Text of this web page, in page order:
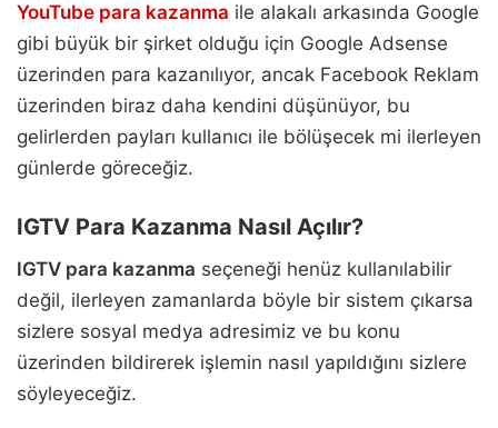
YouTube para kazanma ile alakalı arkasında Google
gibi büyük bir şirket olduğu için Google Adsense
üzerinden para kazanılıyor, ancak Facebook Reklam
üzerinden biraz daha kendini düşünüyor, bu
gelirlerden payları kullanıcı ile bölüşecek mi ilerleyen
günlerde göreceğiz.
IGTV Para Kazanma Nasıl Açılır?
IGTV para kazanma seçeneği henüz kullanılabilir
değil, ilerleyen zamanlarda böyle bir sistem çıkarsa
sizlere sosyal medya adresimiz ve bu konu
üzerinden bildirerek işlemin nasıl yapıldığını sizlere
söyleyeceğiz.